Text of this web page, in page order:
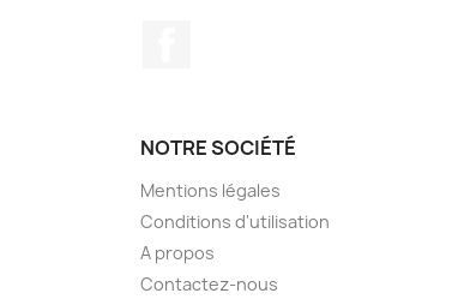
NOTRE SOCIÉTÉ
Mentions légales
Conditions d'utilisation
A propos
Contactez-nous